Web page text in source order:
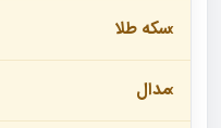
سکه طلا
مدال